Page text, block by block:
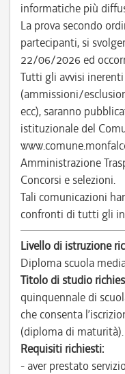
informatiche più
La prova secondo
partecipanti, si
22/06/2026 ed
Tutti gli avvisi
(ammissioni/
ecc), saranno
istituzionale del
Amministrazione
Concorsi e selezioni.
Tali comunicazioni
confronti di tutti gli
Livello di istruzione
Diploma scuola
Titolo di studio
quinquennale di
che consenta
(diploma di maturità).
Requisiti richiesti:
- aver prestato